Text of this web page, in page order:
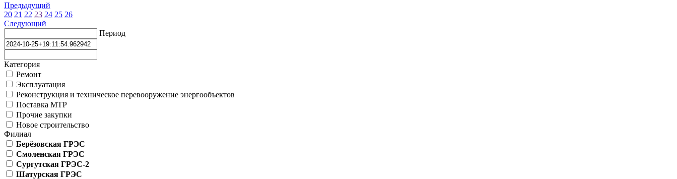
Предыдущий
20 21 22 23 24 25 26
Следующий
Период
Категория
Ремонт
Эксплуатация
Реконструкция и техническое перевооружение энергообъектов
Поставка МТР
Прочие закупки
Новое строительство
Филиал
Берёзовская ГРЭС
Смоленская ГРЭС
Сургутская ГРЭС-2
Шатурская ГРЭС